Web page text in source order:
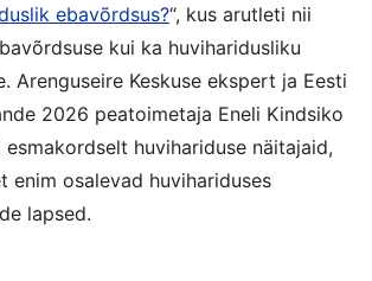
ebavõrdsus?“, kus arutleti nii
kui ka huviharidusliku
Arenguseire Keskuse ekspert ja Eesti
2026 peatoimetaja Eneli Kindsiko
esmakordselt huvihariduse näitajaid,
enim osalevad huvihariduses
lapsed.